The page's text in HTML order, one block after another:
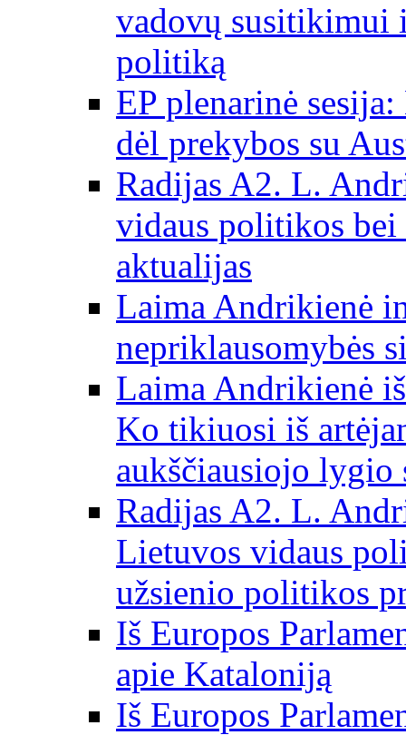
vadovų susitikimui
politiką
EP plenarinė
dėl prekybos su
Radijas A2. L.
vidaus politikos bei
aktualijas
Laima Andrikienė
nepriklausomybės
Laima Andrikienė
Ko tikiuosi iš
aukščiausiojo lygio
Radijas A2. L.
Lietuvos vidaus
užsienio politikos
Iš Europos
apie Kataloniją
Iš Europos